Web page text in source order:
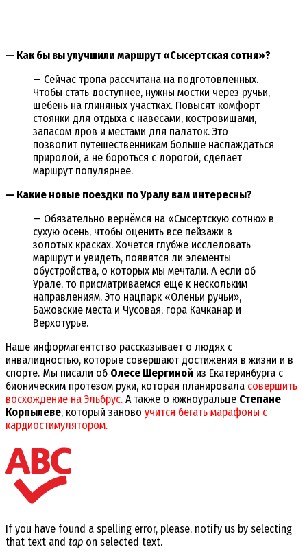
— Как бы вы улучшили маршрут «Сысертская сотня»?
— Сейчас тропа рассчитана на подготовленных.
Чтобы стать доступнее, нужны мостки через ручьи,
щебень на глиняных участках. Повысят комфорт
стоянки для отдыха с навесами, костровищами,
запасом дров и местами для палаток. Это
позволит путешественникам больше наслаждаться
природой, а не бороться с дорогой, сделает
маршрут популярнее.
— Какие новые поездки по Уралу вам интересны?
— Обязательно вернёмся на «Сысертскую сотню» в
сухую осень, чтобы оценить все пейзажи в
золотых красках. Хочется глубже исследовать
маршрут и увидеть, появятся ли элементы
обустройства, о которых мы мечтали. А если об
Урале, то присматриваемся еще к нескольким
направлениям. Это нацпарк «Оленьи ручьи»,
Бажовские места и Чусовая, гора Качканар и
Верхотурье.
Наше информагентство рассказывает о людях с
инвалидностью, которые совершают достижения в жизни и в
спорте. Мы писали об Олесе Шергиной из Екатеринбурга с
бионическим протезом руки, которая планировала совершить
восхождение на Эльбрус. А также о южноуральце Степане
Корпылеве, который заново учится бегать марафоны с
кардиостимулятором.
If you have found a spelling error, please, notify us by selecting
that text and tap on selected text.